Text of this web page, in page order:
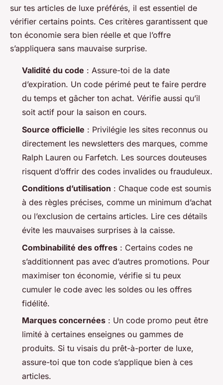
sur tes articles de luxe préférés, il est essentiel de
vérifier certains points. Ces critères garantissent que
ton économie sera bien réelle et que l’offre
s’appliquera sans mauvaise surprise.
Validité du code : Assure-toi de la date
d’expiration. Un code périmé peut te faire perdre
du temps et gâcher ton achat. Vérifie aussi qu’il
soit actif pour la saison en cours.
Source officielle : Privilégie les sites reconnus ou
directement les newsletters des marques, comme
Ralph Lauren ou Farfetch. Les sources douteuses
risquent d’offrir des codes invalides ou frauduleux.
Conditions d’utilisation : Chaque code est soumis
à des règles précises, comme un minimum d’achat
ou l’exclusion de certains articles. Lire ces détails
évite les mauvaises surprises à la caisse.
Combinabilité des offres : Certains codes ne
s’additionnent pas avec d’autres promotions. Pour
maximiser ton économie, vérifie si tu peux
cumuler le code avec les soldes ou les offres
fidélité.
Marques concernées : Un code promo peut être
limité à certaines enseignes ou gammes de
produits. Si tu visais du prêt-à-porter de luxe,
assure-toi que ton code s’applique bien à ces
articles.